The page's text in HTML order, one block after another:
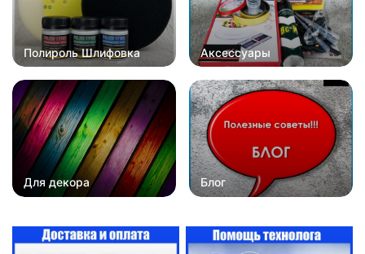
Полироль Шлифовка Аксессуары
Для декора Блог